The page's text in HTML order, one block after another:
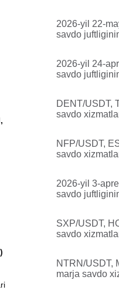
2026-yil 22-
savdo
2026-yil 24-
savdo
DENT/USDT,
savdo
NFP/USDT,
savdo
2026-yil 3-
savdo
SXP/USDT,
savdo
NTRN/USDT,
marja savdo